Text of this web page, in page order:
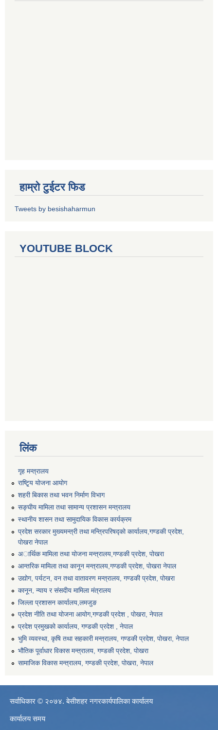
हाम्रो टुईटर फिड
Tweets by besishaharmun
YOUTUBE BLOCK
लिंक
गृह मन्त्रालय
राष्टि्ृय योजना आयोग
शहरी बिकास तथा भवन निर्माण विभाग
सङ्घीय मामिला तथा सामान्य प्रशासन मन्त्रालय
स्थानीय शासन तथा सामुदायिक विकास कार्यक्रम
प्रदेश सरकार मुख्यमन्त्री तथा मन्त्रिपरिषद्को कार्यालय,गण्डकी प्रदेश,
पाेखरा नेपाल
अार्थिक मामिला तथा योजना मन्त्रालय,गण्डकी प्रदेश, पोखरा
आन्तरिक मामिला तथा कानून मन्त्रालय,गण्डकी प्रदेश, पाेखरा नेपाल
उद्योग, पर्यटन, वन तथा वातावरण मन्त्रालय, गण्डकी प्रदेश, पोखरा
कानून, न्याय र संसदीय मामिला मंत्रालय
जिल्ला प्रशासन कार्यालय,लमजुङ
प्रदेश नीति तथा योजना आयोग,गण्डकी प्रदेश , पोखरा, नेपाल
प्रदेश प्रमुखको कार्यालय, गण्डकी प्रदेश , नेपाल
भुमि व्यवस्था, कृषि तथा सहकारी मन्त्रालय, गण्डकी प्रदेश, पोखरा, नेपाल
भौतिक पूर्वाधार विकास मन्त्रालय, गण्डकी प्रदेश, पाेखरा
सामाजिक विकास मन्त्रालय, गण्डकी प्रदेश, पोखरा, नेपाल
सर्वाधिकार © २०७४. बेसीशहर नगरकार्यपालिका कार्यालय
कार्यालय समय